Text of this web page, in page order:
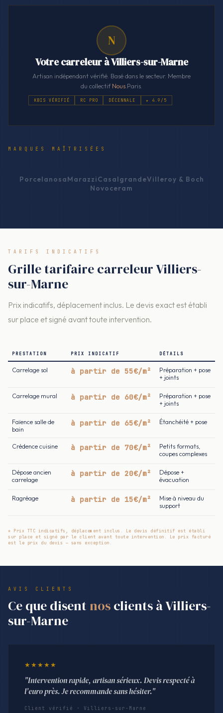
N
Votre carreleur à Villiers-sur-Marne
Artisan indépendant vérifié. Basé dans le secteur. Membre
du collectifNous .Paris.
KBIS VÉRIFIÉ RC PRO DÉCENNALE ★ 4.9/5
MARQUES MAÎTRISÉES
PorcelanosaMarazziCasalgrandeVilleroy & Boch
Novoceram
TARIFS INDICATIFS
Grille tarifaire carreleur Villiers-
sur-Marne
Prix indicatifs, déplacement inclus. Le devis exact est établi
sur place et signé avant toute intervention.
PRESTATION PRIX INDICATIF DÉTAILS
Carrelage sol à partir de 55€/m²
Préparation + pose
+ joints
Carrelage mural à partir de 60€/m²
Préparation + pose
+ joints
Faïence salle de
bain
à partir de 65€/m² Étanchéité + pose
Crédence cuisine à partir de 70€/m²
Petits formats,
coupes complexes
Dépose ancien
carrelage
à partir de 20€/m²
Dépose +
évacuation
Ragréage à partir de 15€/m²
Mise à niveau du
support
* Prix TTC indicatifs, déplacement inclus. Le devis définitif est établi
sur place et signé par le client avant toute intervention. Le prix facturé
est le prix du devis — sans exception.
AVIS CLIENTS
Ce que disent nosclients à Villiers-
sur-Marne
★★★★★
"Intervention rapide, artisan sérieux. Devis respecté à
l'euro près. Je recommande sans hésiter."
Client vérifié · Villiers-sur-Marne